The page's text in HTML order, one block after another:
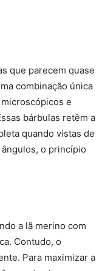
que parecem quase
combinação única
e
bárbulas retêm a
quando vistas de
o princípio
a lã merino com
Contudo, o
Para maximizar a